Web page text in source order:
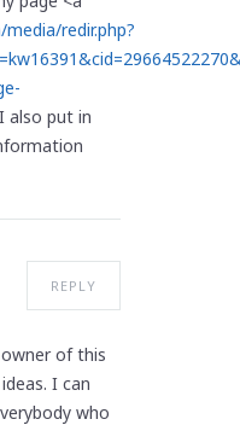
redir.php?
also put in
REPLY
of this
I can
who